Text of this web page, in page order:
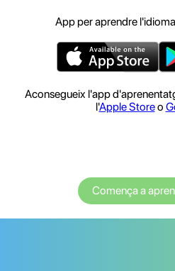
App per aprendre
Aconsegueix l'app
l'Apple Storeo
Comença a